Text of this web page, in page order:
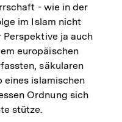
- wie in der
im Islam nicht
ja auch
europäischen
säkularen
islamischen
Ordnung sich
stütze.